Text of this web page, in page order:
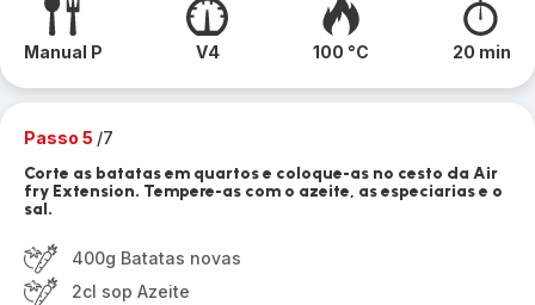
Manual P V4 100 °C 20 min
Passo 5 /7
Corte as batatas em quartos e coloque-as no cesto da Air
fry Extension. Tempere-as com o azeite, as especiarias e o
sal.
400g Batatas novas
2cl sop Azeite